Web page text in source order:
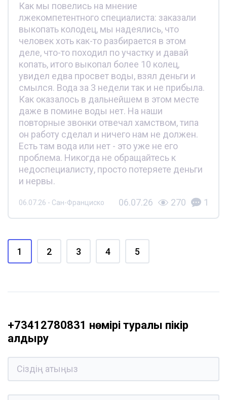
Как мы повелись на мнение
лжекомпетентного специалиста: заказали
выкопать колодец, мы надеялись, что
человек хоть как-то разбирается в этом
деле, что-то походил по участку и давай
копать, итого выкопал более 10 колец,
увидел едва просвет воды, взял деньги и
смылся. Вода за 3 недели так и не прибыла.
Как оказалось в дальнейшем в этом месте
даже в помине воды нет. На наши
повторные звонки отвечал хамством, типа
он работу сделал и ничего нам не должен.
Есть там вода или нет - это уже не его
проблема. Никогда не обращайтесь к
недоспециалисту, просто потеряете деньги
и нервы.
06.07.26 - Сан-Франциско 06.07.26 270 1
1 2 3 4 5
+73412780831 нөмірі туралы пікір
қалдыру